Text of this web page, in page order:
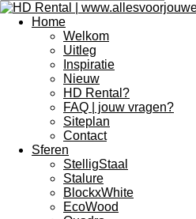
Home
Welkom
Uitleg
Inspiratie
Nieuw
HD Rental?
FAQ | jouw vragen?
Siteplan
Contact
Sferen
StelligStaal
Stalure
BlockxWhite
EcoWood